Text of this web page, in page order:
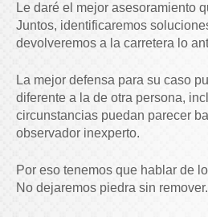
Le daré el mejor asesoramiento
Juntos, identificaremos
devolveremos a la carretera lo
La mejor defensa para su caso
diferente a la de otra persona,
circunstancias puedan parecer
observador inexperto.
Por eso tenemos que hablar de
No dejaremos piedra sin remover.